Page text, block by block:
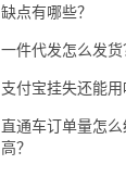
缺点有哪些？
一件代发怎么发货
支付宝挂失还能用
直通车订单量怎
高？